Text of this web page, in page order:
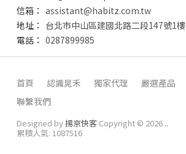
0287899985
assistant@habitz.com.tw
台北市中山區建國北路二段147號1樓
首頁 認識晁禾 獨家代理 嚴選產品
聯繫我們
Designed by揚京快客Copyright © 2026 ..
累積人氣: 1087516